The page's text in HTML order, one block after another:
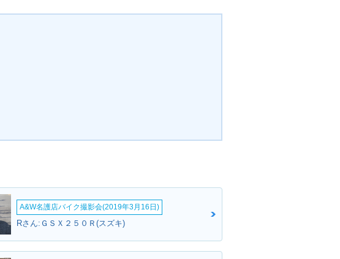
A&W名護店バイク撮影会(2019年3月16日)
Rさん:ＧＳＸ２５０Ｒ(スズキ)